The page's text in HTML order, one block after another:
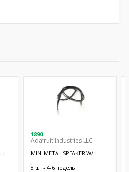
1890
Adafruit Industries LLC
MINI METAL SPEAKER W/
8 шт - 4-6 недель